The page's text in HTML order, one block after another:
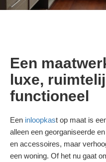
Een
luxe,
functioneel
Een inloopkast op maat is
alleen een georganiseerde
en accessoires, maar
een woning. Of het nu gaat